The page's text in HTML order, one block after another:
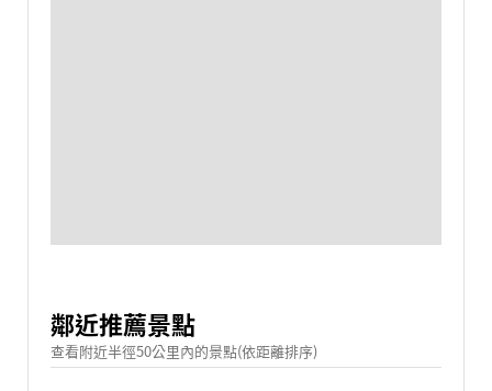
鄰近推薦景點
查看附近半徑50公里內的景點(依距離排序)